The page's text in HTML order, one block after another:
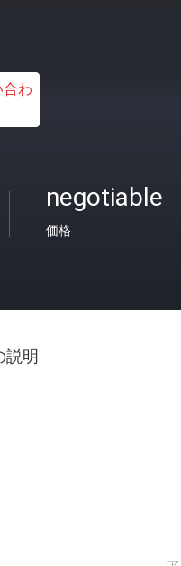
合わ
negotiable
価格
説明